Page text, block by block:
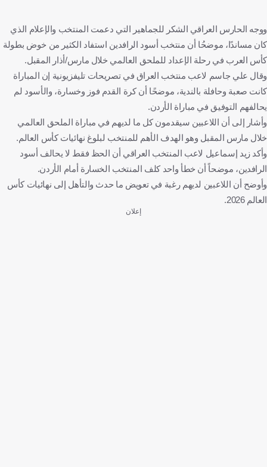
ووجه الحارس العراقي الشكر للجماهير التي دعمت المنتخب والإعلام الذي
كان مساندًا، موضحُا أن منتخب أسود الرافدين استفاد الكثير من خوض بطولة
كأس العرب في رحلة الإعداد للملحق العالمي خلال مارس/أذار المقبل.
وقال علي جاسم لاعب منتخب العراق في تصريحات تليفزيونية إن المباراة
كانت صعبة وحافلة بالندية، موضحًا أن كرة القدم فوز وخسارة، والأسود لم
يحالفهم التوفيق في مباراة الأردن.
وأشار إلى أن اللاعبين سيقدمون كل ما لديهم في مباراة الملحق العالمي
خلال مارس المقبل وهو الهدف الأهم للمنتخب لبلوغ نهائيات كأس العالم.
وأكد زيد إسماعيل لاعب المنتخب العراقي أن الحظ فقط لا يحالف أسود
الرافدين، موضحاً أن خطأ واحد كلف المنتخب الخسارة أمام الأردن.
وأوضح أن اللاعبين لديهم رغبة في تعويض ما حدث والتأهل إلى نهائيات كأس
العالم 2026.
إعلان